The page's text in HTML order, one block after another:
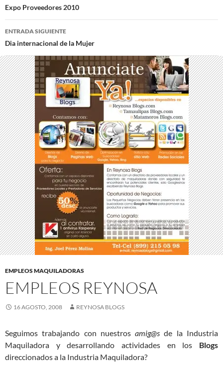
de
entradas
Expo Proveedores 2010
ENTRADA SIGUIENTE
Dia internacional de la Mujer
EMPLEOS MAQUILADORAS
EMPLEOS REYNOSA
16 AGOSTO, 2008 REYNOSA BLOGS
Seguimos trabajando con nuestrosamig@s de la Industria
Maquiladora y desarrollando actividades en los Blogs
direccionados a la Industria Maquiladora?